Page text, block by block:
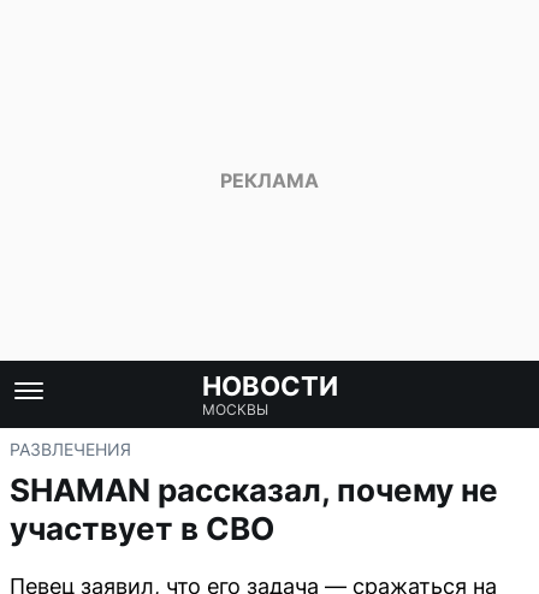
НОВОСТИ
МОСКВЫ
РАЗВЛЕЧЕНИЯ
SHAMAN рассказал, почему не
участвует в СВО
Певец заявил, что его задача — сражаться на